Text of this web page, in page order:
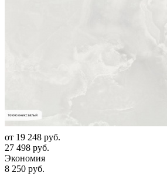
от 19 248 руб.
27 498 руб.
Экономия
8 250 руб.